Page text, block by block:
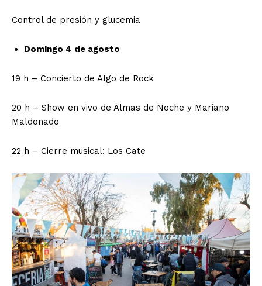
Control de presión y glucemia
Domingo 4 de agosto
19 h – Concierto de Algo de Rock
20 h – Show en vivo de Almas de Noche y Mariano
Maldonado
22 h – Cierre musical: Los Cate